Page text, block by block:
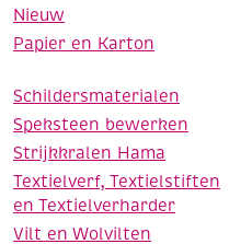
Nieuw
Papier en Karton
Schildersmaterialen
Speksteen bewerken
Strijkkralen Hama
Textielverf, Textielstiften
en Textielverharder
Vilt en Wolvilten